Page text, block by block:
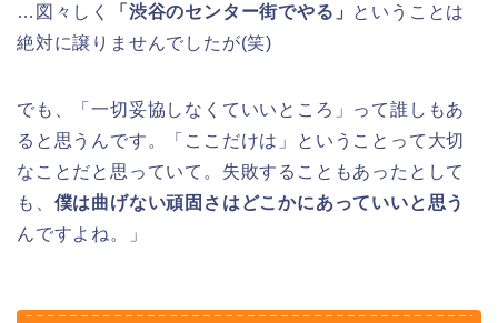
…図々しく 「渋谷のセンター街でやる」 ということは
絶対に譲りませんでしたが(笑)
でも、「一切妥協しなくていいところ」って誰しもあ
ると思うんです。「ここだけは」ということって大切
なことだと思っていて。失敗することもあったとして
も、 僕は曲げない頑固さはどこかにあっていいと思う
んですよね。」